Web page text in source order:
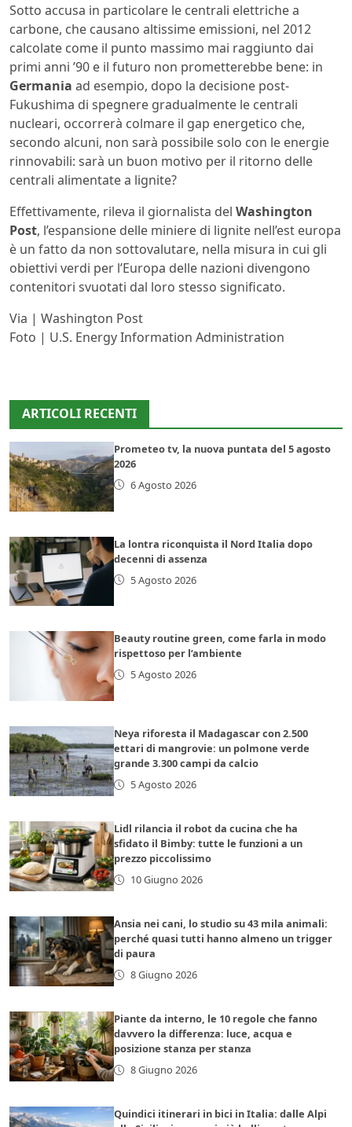
Sotto accusa in particolare le centrali elettriche a
carbone, che causano altissime emissioni, nel 2012
calcolate come il punto massimo mai raggiunto dai
primi anni ’90 e il futuro non prometterebbe bene: in
Germania ad esempio, dopo la decisione post-
Fukushima di spegnere gradualmente le centrali
nucleari, occorrerà colmare il gap energetico che,
secondo alcuni, non sarà possibile solo con le energie
rinnovabili: sarà un buon motivo per il ritorno delle
centrali alimentate a lignite?
Effettivamente, rileva il giornalista del Washington
Post, l’espansione delle miniere di lignite nell’est europa
è un fatto da non sottovalutare, nella misura in cui gli
obiettivi verdi per l’Europa delle nazioni divengono
contenitori svuotati dal loro stesso significato.
Via | Washington Post
Foto | U.S. Energy Information Administration
ARTICOLI RECENTI
Prometeo tv, la nuova puntata del 5 agosto
2026
6 Agosto 2026
La lontra riconquista il Nord Italia dopo
decenni di assenza
5 Agosto 2026
Beauty routine green, come farla in modo
rispettoso per l’ambiente
5 Agosto 2026
Neya riforesta il Madagascar con 2.500
ettari di mangrovie: un polmone verde
grande 3.300 campi da calcio
5 Agosto 2026
Lidl rilancia il robot da cucina che ha
sfidato il Bimby: tutte le funzioni a un
prezzo piccolissimo
10 Giugno 2026
Ansia nei cani, lo studio su 43 mila animali:
perché quasi tutti hanno almeno un trigger
di paura
8 Giugno 2026
Piante da interno, le 10 regole che fanno
davvero la differenza: luce, acqua e
posizione stanza per stanza
8 Giugno 2026
Quindici itinerari in bici in Italia: dalle Alpi